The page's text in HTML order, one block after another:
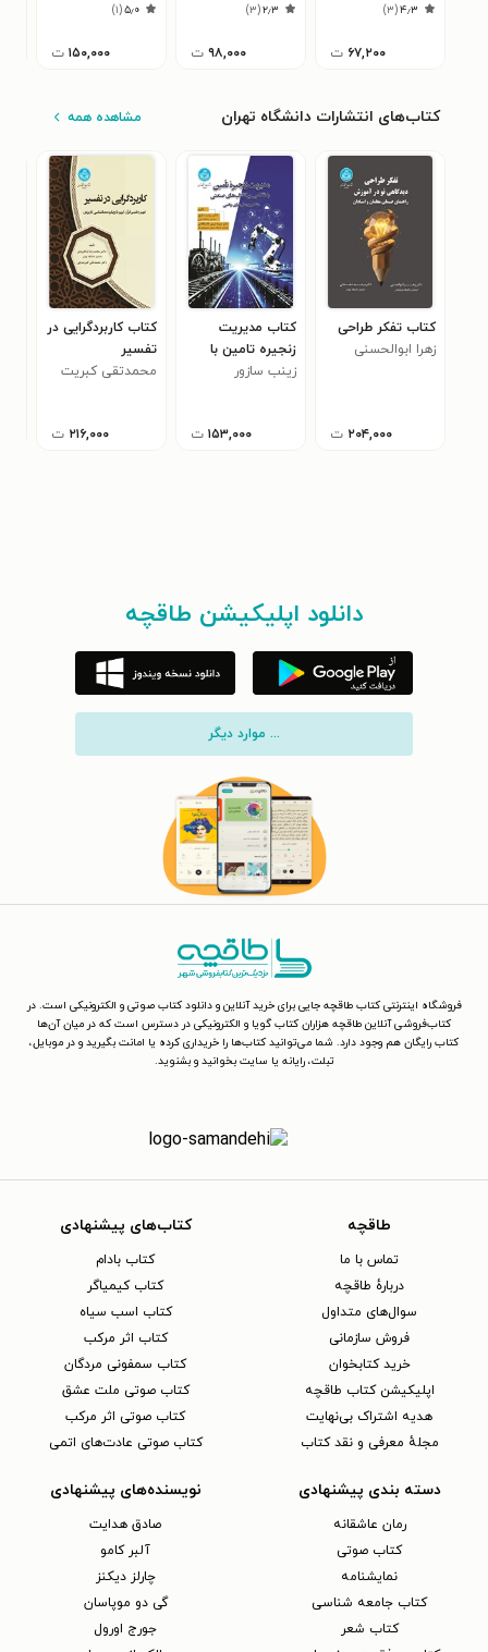
۴٫۳(۳)
۶۷,۲۰۰ ت
حسینی
۲٫۳(۳)
۹۸,۰۰۰ ت
۵٫۰(۱)
۱۵۰,۰۰۰ ت
کتاب‌های انتشارات دانشگاه تهران مشاهده همه
کتاب تفکر طراحی
زهرا ابوالحسنی
۲۰۴,۰۰۰ ت
کتاب مدیریت
زنجیره تامین با
نگاهی بر انقلاب
زینب سازور
۱۵۳,۰۰۰ ت
کتاب کاربردگرایی در
تفسیر
محمدتقی کبریت
۲۱۶,۰۰۰ ت
دانلود اپلیکیشن طاقچه
... موارد دیگر
فروشگاه اینترنتی کتاب طاقچه جایی برای خرید آنلاین و دانلود کتاب صوتی و الکترونیکی است. در
کتاب‌فروشی آنلاین طاقچه هزاران کتاب گویا و الکترونیکی در دسترس است که در میان آن‌ها
کتاب رایگان هم وجود دارد. شما می‌توانید کتاب‌ها را خریداری کرده یا امانت بگیرید و در موبایل،
تبلت، رایانه یا سایت بخوانید و بشنوید.
طاقچه
تماس با ما
دربارهٔ طاقچه
سوال‌های متداول
فروش سازمانی
خرید کتابخوان
اپلیکیشن کتاب طاقچه
هدیه اشتراک بی‌نهایت
مجلهٔ معرفی و نقد کتاب
کتاب‌های پیشنهادی
کتاب بادام
کتاب کیمیاگر
کتاب اسب سیاه
کتاب اثر مرکب
کتاب سمفونی مردگان
کتاب صوتی ملت عشق
کتاب صوتی اثر مرکب
کتاب صوتی عادت‌های اتمی
دسته بندی پیشنهادی
رمان عاشقانه
کتاب‌ صوتی
نمایشنامه
کتاب جامعه شناسی
کتاب شعر
نویسنده‌های پیشنهادی
صادق هدایت
آلبر کامو
چارلز دیکنز
گی دو موپاسان
جورج اورول